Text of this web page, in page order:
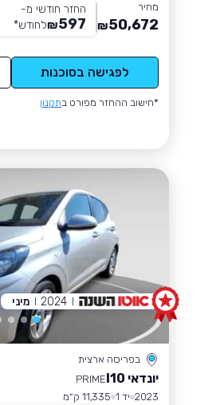
מחיר
50,672
₪
החזר חודשי מ-
597
₪לחודש*
לפגישה בסוכנות
*חישוב ההחזר מפורט בתקנון
בפריסה ארצית
יונדאי I10
PRIME
2023 יד 1
11,335 ק״מ
2024 מיני